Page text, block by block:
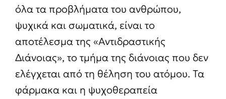
όλα τα προβλήματα του ανθρώπου,
ψυχικά και σωματικά, είναι το
αποτέλεσμα της «Αντιδραστικής
Διάνοιας», το τμήμα της διάνοιας που δεν
ελέγχεται από τη θέληση του ατόμου. Τα
φάρμακα και η ψυχοθεραπεία